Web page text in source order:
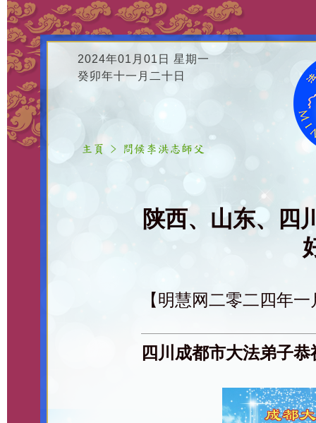
2024年01月01日 星期一
癸卯年十一月二十日
陕西、山东、四
【明慧网二零二四年
四川成都市大法弟子